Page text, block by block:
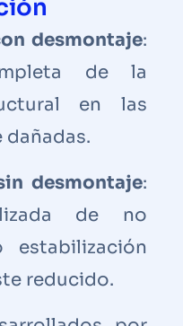
desmontaje:
de la
en las
dañadas.
desmontaje:
de no
estabilización
reducido.